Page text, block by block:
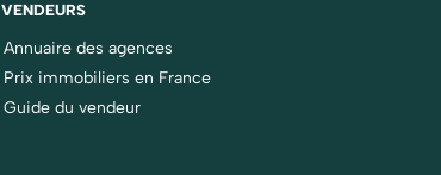
VENDEURS
Annuaire des agences
Prix immobiliers en France
Guide du vendeur